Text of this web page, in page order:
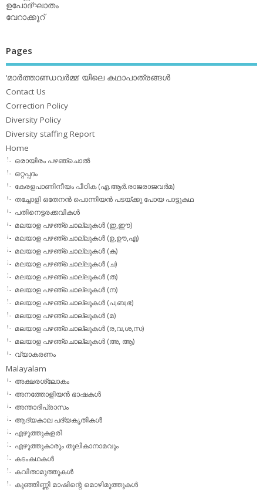
ഉപോദ്ഘാതം
വേറാക്കൂറ്
Pages
‘മാര്‍ത്താണ്ഡവര്‍മ്മ’ യിലെ കഥാപാത്രങ്ങള്‍
Contact Us
Correction Policy
Diversity Policy
Diversity staffing Report
Home
ഒരായിരം പഴഞ്ചൊല്‍
ഒറ്റപ്പദം
കേരളപാണിനീയം പീഠിക (എ.ആര്‍.രാജരാജവര്‍മ)
തച്ചോളി ഒതേനൻ പൊന്നിയൻ പടയ്‌ക്കു പോയ പാട്ടുകഥ
പതിനെട്ടരക്കവികള്‍
മലയാള പഴഞ്ചൊല്ലുകള്‍ (ഇ,ഈ)
മലയാള പഴഞ്ചൊല്ലുകള്‍ (ഉ,ഊ,എ)
മലയാള പഴഞ്ചൊല്ലുകള്‍ (ക)
മലയാള പഴഞ്ചൊല്ലുകള്‍ (ച)
മലയാള പഴഞ്ചൊല്ലുകള്‍ (ത)
മലയാള പഴഞ്ചൊല്ലുകള്‍ (ന)
മലയാള പഴഞ്ചൊല്ലുകള്‍ (പ,ബ,ഭ)
മലയാള പഴഞ്ചൊല്ലുകള്‍ (മ)
മലയാള പഴഞ്ചൊല്ലുകള്‍ (ര,വ,ശ,സ)
മലയാള പഴഞ്ചൊല്ലുകൾ (അ, ആ)
വ്യാകരണം
Malayalam
അക്ഷരശ്ലോകം
അനത്തോളിയന്‍ ഭാഷകള്‍
അന്താദിപ്രാസം
ആദ്യകാല പദ്യകൃതികള്‍
എഴുത്തുകളരി
എഴുത്തുകാരും തൂലികാനാമവും
കടംകഥകള്‍
കവിതാമുത്തുകള്‍
കുഞ്ഞിണ്ണി മാഷിന്റെ മൊഴിമുത്തുകള്‍